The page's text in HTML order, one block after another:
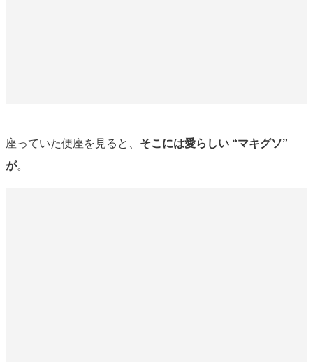
座っていた便座を見ると、 そこには愛らしい “マキグソ”
が。